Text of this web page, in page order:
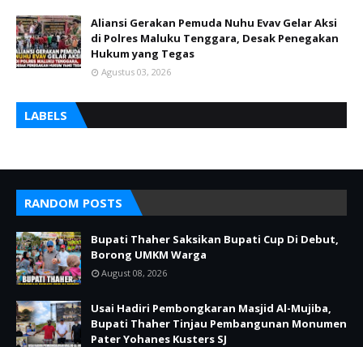
Aliansi Gerakan Pemuda Nuhu Evav Gelar Aksi
di Polres Maluku Tenggara, Desak Penegakan
Hukum yang Tegas
Agustus 03, 2026
LABELS
RANDOM POSTS
Bupati Thaher Saksikan Bupati Cup Di Debut,
Borong UMKM Warga
August 08, 2026
Usai Hadiri Pembongkaran Masjid Al-Mujiba,
Bupati Thaher Tinjau Pembangunan Monumen
Pater Yohanes Kusters SJ